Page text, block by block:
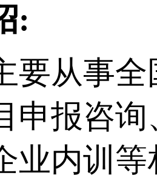
:
要从事全
申报咨
业内训